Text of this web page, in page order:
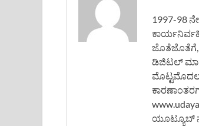
1997-98
ಡಿಜಿಟಲ್
ಯೂಟ್ಯೂಬ್